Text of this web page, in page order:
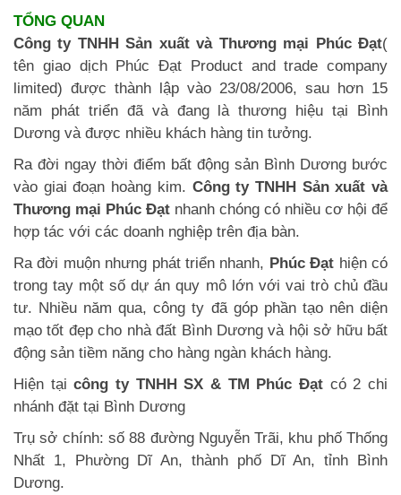
TỔNG QUAN
Công ty TNHH Sản xuất và Thương mại Phúc Đạt(
tên giao dịch Phúc Đạt Product and trade company
limited) được thành lập vào 23/08/2006, sau hơn 15
năm phát triển đã và đang là thương hiệu tại Bình
Dương và được nhiều khách hàng tin tưởng.
Ra đời ngay thời điểm bất động sản Bình Dương bước
vào giai đoạn hoàng kim. Công ty TNHH Sản xuất và
Thương mại Phúc Đạt nhanh chóng có nhiều cơ hội để
hợp tác với các doanh nghiệp trên địa bàn.
Ra đời muộn nhưng phát triển nhanh, Phúc Đạt hiện có
trong tay một số dự án quy mô lớn với vai trò chủ đầu
tư. Nhiều năm qua, công ty đã góp phần tạo nên diện
mạo tốt đẹp cho nhà đất Bình Dương và hội sở hữu bất
động sản tiềm năng cho hàng ngàn khách hàng.
Hiện tạicông ty TNHH SX & TM Phúc Đạt có 2 chi
nhánh đặt tại Bình Dương
Trụ sở chính: số 88 đường Nguyễn Trãi, khu phố Thống
Nhất 1, Phường Dĩ An, thành phố Dĩ An, tỉnh Bình
Dương.